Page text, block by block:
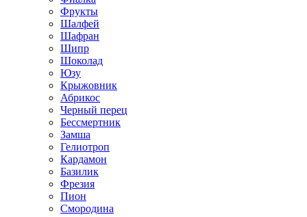
Фрукты
Шалфей
Шафран
Шипр
Шоколад
Юзу
Крыжовник
Абрикос
Черный перец
Бессмертник
Замша
Гелиотроп
Кардамон
Базилик
Фрезия
Пион
Смородина